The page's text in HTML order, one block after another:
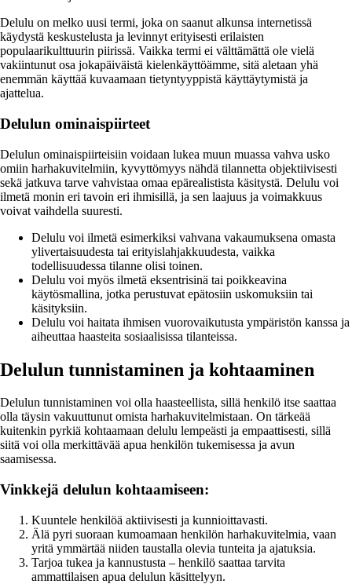
Delulu on melko uusi termi, joka on saanut alkunsa internetissä
käydystä keskustelusta ja levinnyt erityisesti erilaisten
populaarikulttuurin piirissä. Vaikka termi ei välttämättä ole vielä
vakiintunut osa jokapäiväistä kielenkäyttöämme, sitä aletaan yhä
enemmän käyttää kuvaamaan tietyntyyppistä käyttäytymistä ja
ajattelua.
Delulun ominaispiirteet
Delulun ominaispiirteisiin voidaan lukea muun muassa vahva usko
omiin harhakuvitelmiin, kyvyttömyys nähdä tilannetta objektiivisesti
sekä jatkuva tarve vahvistaa omaa epärealistista käsitystä. Delulu voi
ilmetä monin eri tavoin eri ihmisillä, ja sen laajuus ja voimakkuus
voivat vaihdella suuresti.
Delulu voi ilmetä esimerkiksi vahvana vakaumuksena omasta
ylivertaisuudesta tai erityislahjakkuudesta, vaikka
todellisuudessa tilanne olisi toinen.
Delulu voi myös ilmetä eksentrisinä tai poikkeavina
käytösmallina, jotka perustuvat epätosiin uskomuksiin tai
käsityksiin.
Delulu voi haitata ihmisen vuorovaikutusta ympäristön kanssa ja
aiheuttaa haasteita sosiaalisissa tilanteissa.
Delulun tunnistaminen ja kohtaaminen
Delulun tunnistaminen voi olla haasteellista, sillä henkilö itse saattaa
olla täysin vakuuttunut omista harhakuvitelmistaan. On tärkeää
kuitenkin pyrkiä kohtaamaan delulu lempeästi ja empaattisesti, sillä
siitä voi olla merkittävää apua henkilön tukemisessa ja avun
saamisessa.
Vinkkejä delulun kohtaamiseen:
Kuuntele henkilöä aktiivisesti ja kunnioittavasti.
Älä pyri suoraan kumoamaan henkilön harhakuvitelmia, vaan
yritä ymmärtää niiden taustalla olevia tunteita ja ajatuksia.
Tarjoa tukea ja kannustusta – henkilö saattaa tarvita
ammattilaisen apua delulun käsittelyyn.